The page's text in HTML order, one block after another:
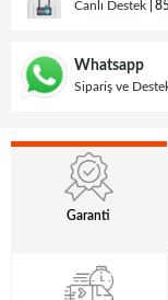
Canlı Destek
Whatsapp
Sipariş ve
Garanti